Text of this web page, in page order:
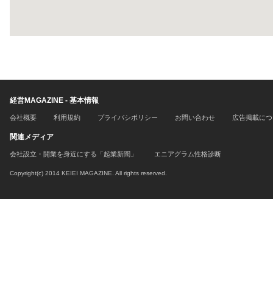
経営MAGAZINE - 基本情報
会社概要 利用規約 プライバシポリシー お問い合わせ 広告掲載に
関連メディア
会社設立・開業を身近にする「起業新聞」 エニアグラム性格診断
Copyright(c) 2014 KEIEI MAGAZINE. All rights reserved.